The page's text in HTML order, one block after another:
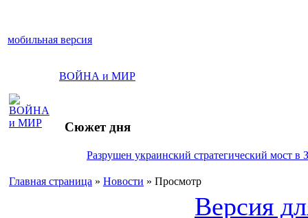
мобильная версия
ВОЙНА и МИР
Сюжет дня
Разрушен украинский стратегический мост в
Главная страница » Новости » Просмотр
Версия